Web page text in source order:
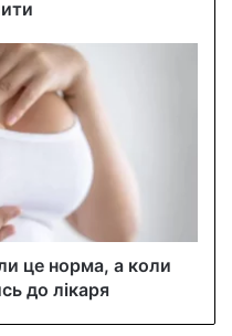
це норма, а коли
до лікаря